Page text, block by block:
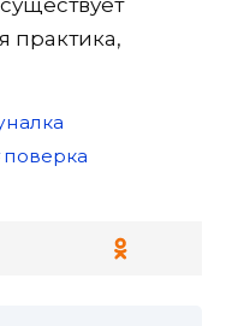
практика,
поверка